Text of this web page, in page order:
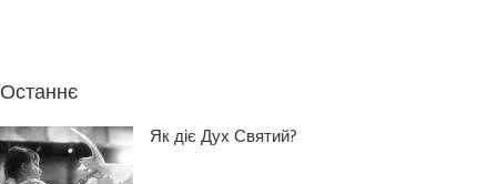
Останнє
Як діє Дух Святий?